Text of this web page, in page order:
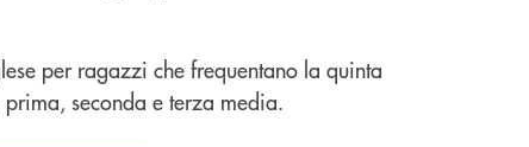
per ragazzi che frequentano la quinta
prima, seconda e terza media.